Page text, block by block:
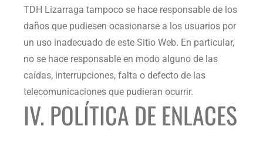
TDH Lizarraga tampoco se hace responsable de los
daños que pudiesen ocasionarse a los usuarios por
un uso inadecuado de este Sitio Web. En particular,
no se hace responsable en modo alguno de las
caídas, interrupciones, falta o defecto de las
telecomunicaciones que pudieran ocurrir.
IV. POLÍTICA DE ENLACES